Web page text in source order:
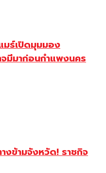
มร์เปิดมุมมอง
มีมาก่อนกำแพงนคร
งข้ามจังหวัด! ราชกิจ